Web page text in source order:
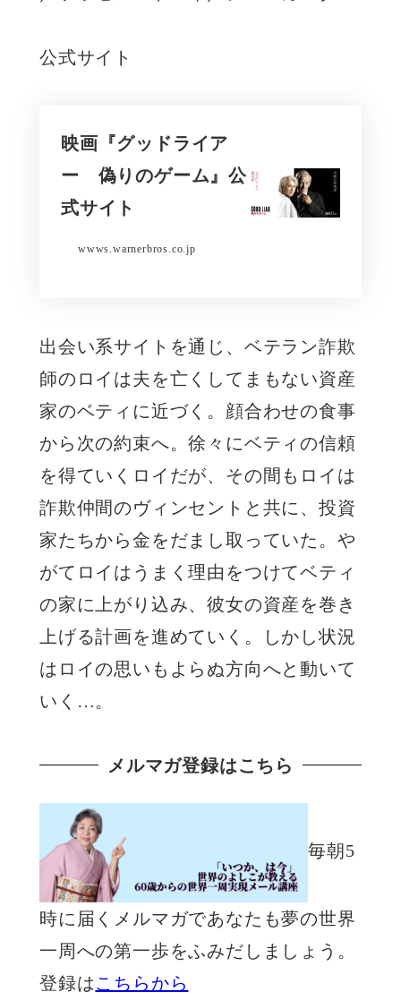
公式サイト
映画『グッドライア
ー 偽りのゲーム』公
式サイト
wwws.warnerbros.co.jp
出会い系サイトを通じ、ベテラン詐欺
師のロイは夫を亡くしてまもない資産
家のベティに近づく。顔合わせの食事
から次の約束へ。徐々にベティの信頼
を得ていくロイだが、その間もロイは
詐欺仲間のヴィンセントと共に、投資
家たちから金をだまし取っていた。や
がてロイはうまく理由をつけてベティ
の家に上がり込み、彼女の資産を巻き
上げる計画を進めていく。しかし状況
はロイの思いもよらぬ方向へと動いて
いく…。
メルマガ登録はこちら
毎朝5
時に届くメルマガであなたも夢の世界
一周への第一歩をふみだしましょう。
登録はこちらから